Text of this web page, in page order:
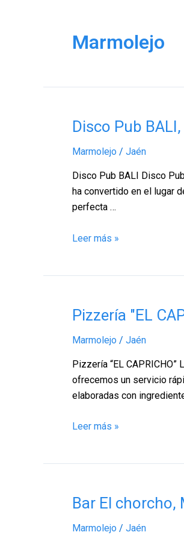
Marmolejo
Disco Pub
Marmolejo / Jaén
Disco Pub BALI Disco
ha convertido en el lugar
perfecta …
Disco
BALI,
Marmolejo
–
Jaén
Leer más »
Pizzería "EL
Marmolejo / Jaén
Pizzería “EL
ofrecemos un servicio
elaboradas con
Pizzería
CAPRICHO",
Marmolejo
Jaén
Leer más »
Bar El chorcho,
Marmolejo / Jaén
Bar
chorcho,